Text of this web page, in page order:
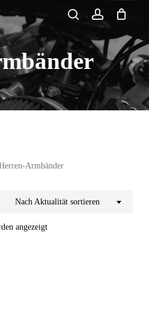
searchaccount
Close
Cart
Armbänder
angezeigtNach
Nach Aktualität sortieren
Close
Filters